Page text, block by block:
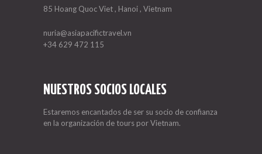
85 Hoang Quoc Viet , Hanoi , Vietnam
nuria@asiapacifictravel.vn
+34 629 472 115
NUESTROS SOCIOS LOCALES
Estaremos encantados de ser su socio de confianza
en la organización de tours por Vietnam.